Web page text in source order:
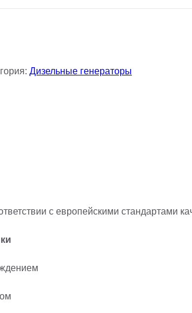
Дизельные генераторы
с европейскими стандартами